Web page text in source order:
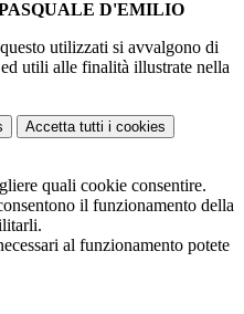
D'EMILIO
utilizzati si avvalgono di
utili alle finalità illustrate nella
Accetta tutti i cookies
quali cookie consentire.
il funzionamento della
al funzionamento potete